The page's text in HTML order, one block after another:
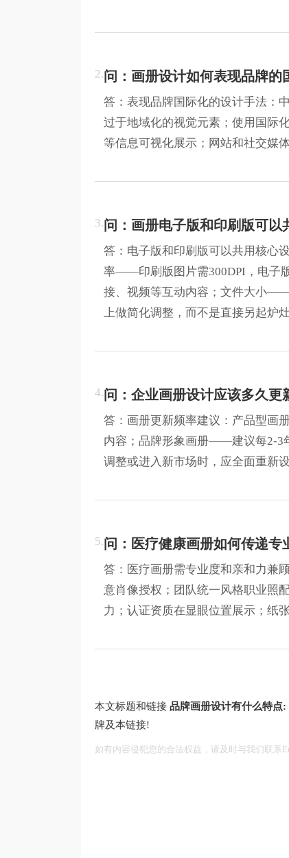
2.问：画册设计如何表现品牌的
答：表现品牌国际化的设计手法：
过于地域化的视觉元素；使用国际
等信息可视化展示；网站和社交媒
3.问：画册电子版和印刷版可以
答：电子版和印刷版可以共用核心
率——印刷版图片需300DPI，电子
接、视频等互动内容；文件大小
上做简化调整，而不是直接另起炉灶
4.问：企业画册设计应该多久更
答：画册更新频率建议：产品型画
内容；品牌形象画册——建议每2-3
调整或进入新市场时，应全面重新
5.问：医疗健康画册如何传递专
答：医疗画册需专业度和亲和力兼
意肖像授权；团队统一风格职业照
力；认证资质在显眼位置展示；纸
本文标题和链接 品牌画册设计有什么特点:
牌及本链接!
如有内容侵犯您的合法权益，请及时与我们联系